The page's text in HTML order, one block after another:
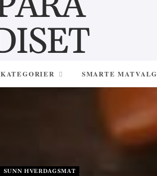
KATEGORIER SMARTE MATVALG
SUNN HVERDAGSMAT